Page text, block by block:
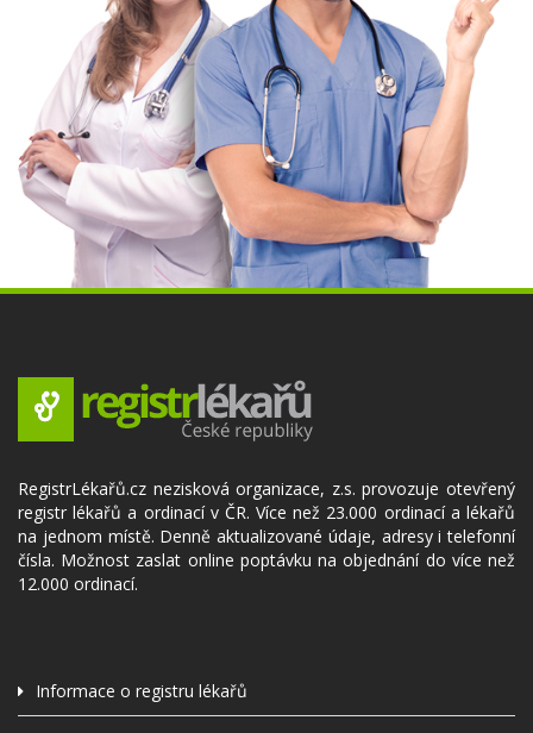
RegistrLékařů.cz nezisková organizace, z.s. provozuje otevřený
registr lékařů a ordinací v ČR. Více než 23.000 ordinací a lékařů
na jednom místě. Denně aktualizované údaje, adresy i telefonní
čísla. Možnost zaslat online poptávku na objednání do více než
12.000 ordinací.
Informace o registru lékařů